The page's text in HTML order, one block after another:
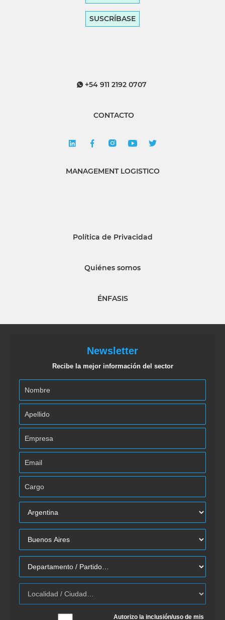
SUSCRÍBASE
+54 911 2192 0707
CONTACTO
MANAGEMENT LOGISTICO
Política de Privacidad
Quiénes somos
ÉNFASIS
Newsletter
Recibe la mejor información del sector
Autorizo la inclusión/uso de mis